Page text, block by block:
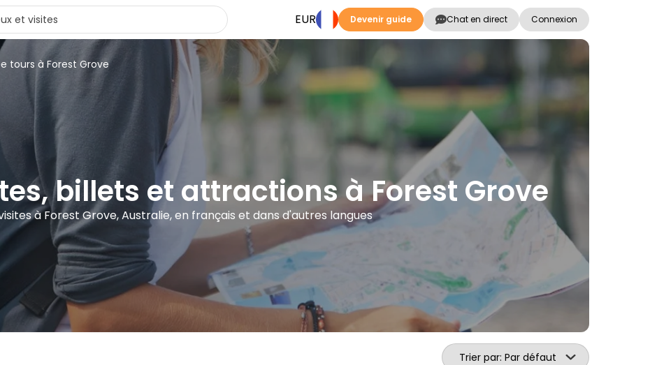
EUR Devenir guide Chat en direct Connexion
tours à Forest Grove
billets et attractions à Forest Grove
à Forest Grove, Australie, en français et dans d'autres langues
Trier par: Par défaut